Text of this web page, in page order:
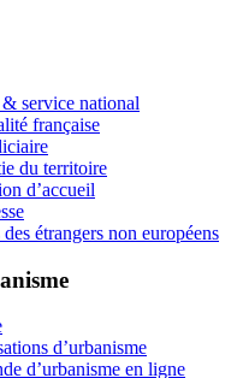
service national
française
du territoire
d’accueil
étrangers non européens
d’urbanisme
d’urbanisme en ligne